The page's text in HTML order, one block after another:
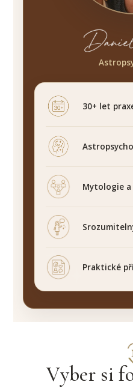
30+ let
Mytologie
Praktické
Vyber si